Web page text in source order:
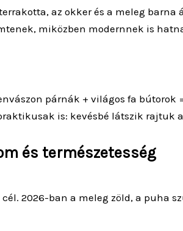
az okker és a meleg barna
miközben modernnek is
párnák + világos fa bútorok
is: kevésbé látszik rajtuk
és természetesség
2026-ban a meleg zöld, a puha